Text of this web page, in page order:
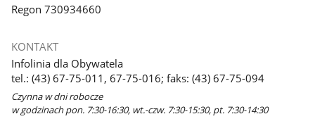
Regon 730934660
KONTAKT
Infolinia dla Obywatela
tel.: (43) 67-75-011, 67-75-016; faks: (43) 67-75-094
Czynna w dni robocze
w godzinach pon. 7:30-16:30, wt.-czw. 7:30-15:30, pt. 7:30-14:30